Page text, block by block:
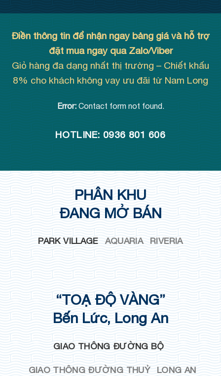
Điền thông tin để nhận ngay bảng giá và hỗ trợ
đặt mua ngay qua Zalo/Viber
Giỏ hàng đa dạng nhất thị trường – Chiết khấu
8% cho khách không vay ưu đãi từ Nam Long
Error:Contact form not found.
HOTLINE: 0936 801 606
PHÂN KHU
ĐANG MỞ BÁN
PARK VILLAGE AQUARIA RIVERIA
“TOẠ ĐỘ VÀNG”
Bến Lức, Long An
GIAO THÔNG ĐƯỜNG BỘ
GIAO THÔNG ĐƯỜNG THUỶ LONG AN